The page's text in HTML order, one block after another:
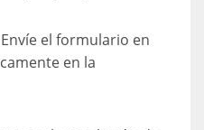
el formulario en
en la